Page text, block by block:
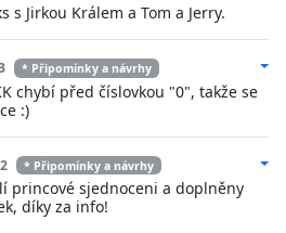
s Jirkou Králem a Tom a Jerry.
* Připomínky a návrhy
chybí před číslovkou "0", takže se
:)
* Připomínky a návrhy
princové sjednoceni a doplněny
díky za info!